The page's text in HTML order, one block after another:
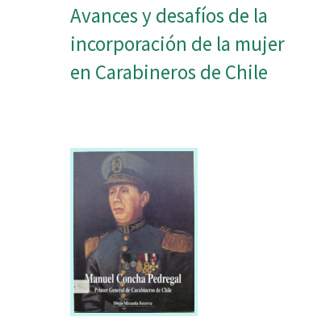
Avances y desafíos de la
incorporación de la mujer
en Carabineros de Chile